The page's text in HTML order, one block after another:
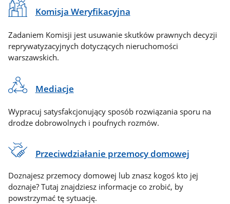
Komisja Weryfikacyjna
Zadaniem Komisji jest usuwanie skutków prawnych decyzji
reprywatyzacyjnych dotyczących nieruchomości
warszawskich.
Mediacje
Wypracuj satysfakcjonujący sposób rozwiązania sporu na
drodze dobrowolnych i poufnych rozmów.
Przeciwdziałanie przemocy domowej
Doznajesz przemocy domowej lub znasz kogoś kto jej
doznaje? Tutaj znajdziesz informacje co zrobić, by
powstrzymać tę sytuację.